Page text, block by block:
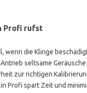
Profi rufst
wenn die Klinge
seltsame Geräusche
zur richtigen
Profi spart Zeit und